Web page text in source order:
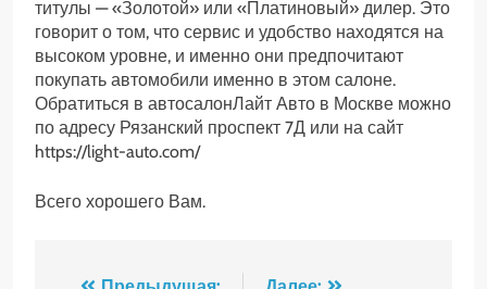
титулы — «Золотой» или «Платиновый» дилер. Это
говорит о том, что сервис и удобство находятся на
высоком уровне, и именно они предпочитают
покупать автомобили именно в этом салоне.
Обратиться в автосалонЛайт Авто в Москве можно
по адресу Рязанский проспект 7Д или на сайт
https://light-auto.com/
Всего хорошего Вам.